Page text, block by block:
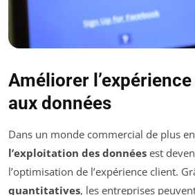
Améliorer
aux données
Dans un monde commercial de plus
l’exploitation des données est
l’optimisation de l’expérience client.
quantitatives, les entreprises